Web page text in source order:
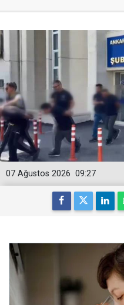
09:27
07 Ağustos 2026